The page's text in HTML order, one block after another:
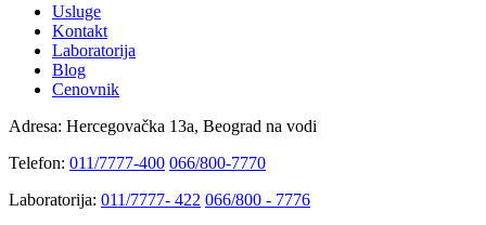
Usluge
Kontakt
Laboratorija
Blog
Cenovnik
Adresa: Hercegovačka 13a, Beograd na vodi
Telefon: 011/7777-400 066/800-7770
Laboratorija: 011/7777- 422 066/800 - 7776